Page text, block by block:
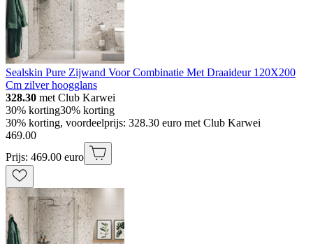
Sealskin Pure Zijwand Voor Combinatie Met Draaideur 120X200
Cm zilver hoogglans
328.30 met Club Karwei
30% korting30% korting
30% korting, voordeelprijs: 328.30 euro met Club Karwei
469.00
Prijs: 469.00 euro